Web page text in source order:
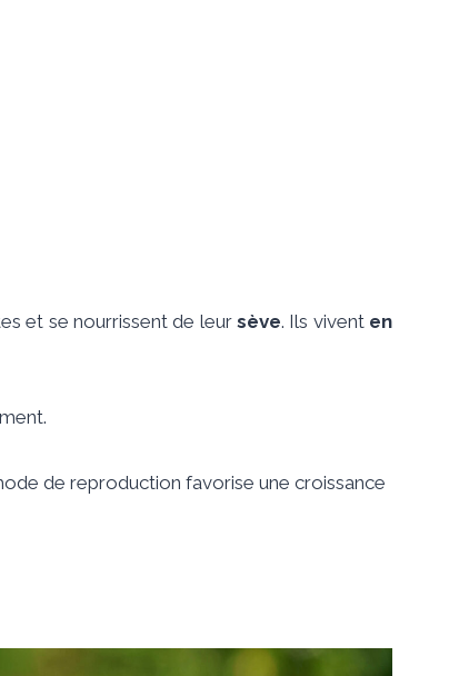
et se nourrissent de leursève. Ils viventen
de reproduction favorise une croissance